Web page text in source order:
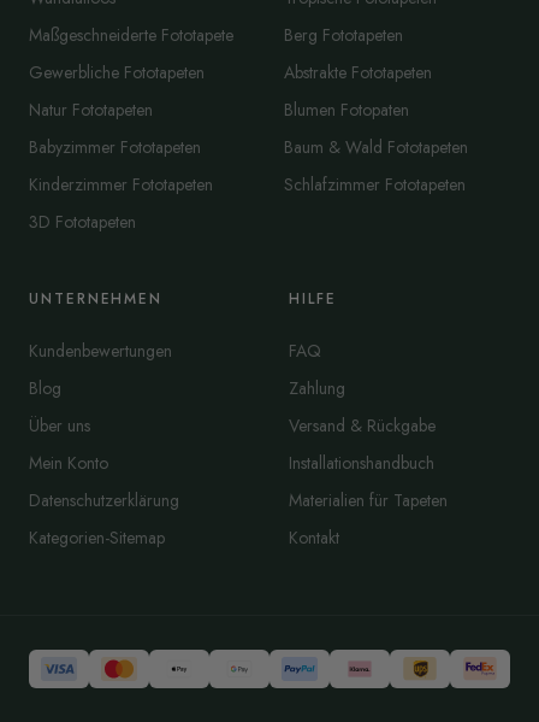
Maßgeschneiderte Fototapete
Gewerbliche Fototapeten
Natur Fototapeten
Babyzimmer Fototapeten
Kinderzimmer Fototapeten
3D Fototapeten
Berg Fototapeten
Abstrakte Fototapeten
Blumen Fotopaten
Baum & Wald Fototapeten
Schlafzimmer Fototapeten
UNTERNEHMEN
Kundenbewertungen
Blog
Über uns
Mein Konto
Datenschutzerklärung
Kategorien-Sitemap
HILFE
FAQ
Zahlung
Versand & Rückgabe
Installationshandbuch
Materialien für Tapeten
Kontakt